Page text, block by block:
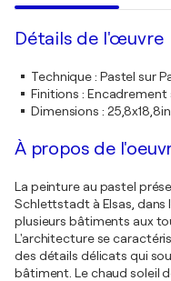
Détails de l'œuvre
Technique: Pastel sur
Finitions : Encadrement
Dimensions : 25,8x18,8in
À propos de
La peinture au pastel
Schlettstadt à Elsas, dans
plusieurs bâtiments aux
L'architecture se
des détails délicats qui
bâtiment. Le chaud soleil